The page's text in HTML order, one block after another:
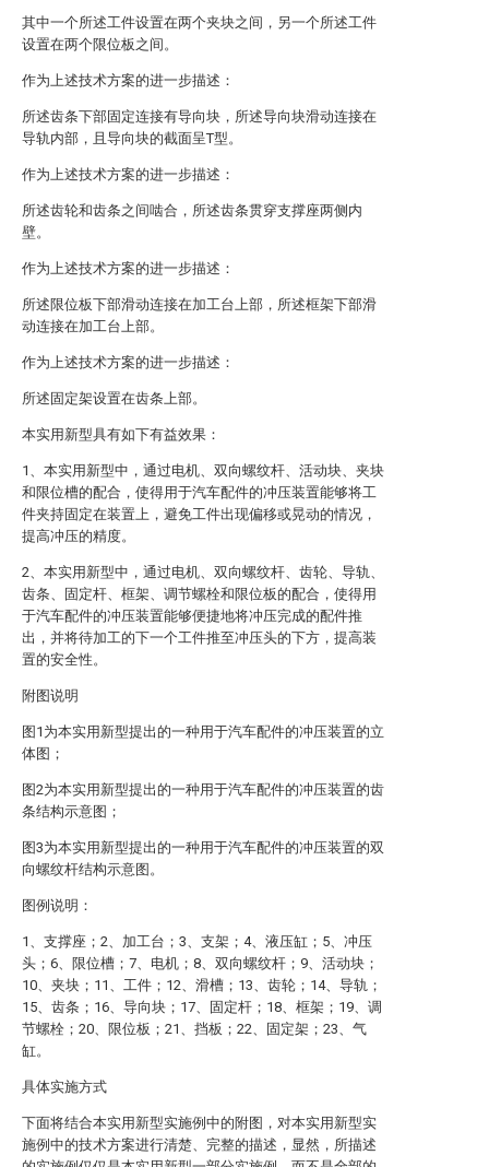
其中一个所述工件设置在两个夹块之间，另一个所述工件
设置在两个限位板之间。
作为上述技术方案的进一步描述：
所述齿条下部固定连接有导向块，所述导向块滑动连接在
导轨内部，且导向块的截面呈T型。
作为上述技术方案的进一步描述：
所述齿轮和齿条之间啮合，所述齿条贯穿支撑座两侧内
壁。
作为上述技术方案的进一步描述：
所述限位板下部滑动连接在加工台上部，所述框架下部滑
动连接在加工台上部。
作为上述技术方案的进一步描述：
所述固定架设置在齿条上部。
本实用新型具有如下有益效果：
1、本实用新型中，通过电机、双向螺纹杆、活动块、夹块
和限位槽的配合，使得用于汽车配件的冲压装置能够将工
件夹持固定在装置上，避免工件出现偏移或晃动的情况，
提高冲压的精度。
2、本实用新型中，通过电机、双向螺纹杆、齿轮、导轨、
齿条、固定杆、框架、调节螺栓和限位板的配合，使得用
于汽车配件的冲压装置能够便捷地将冲压完成的配件推
出，并将待加工的下一个工件推至冲压头的下方，提高装
置的安全性。
附图说明
图1为本实用新型提出的一种用于汽车配件的冲压装置的立
体图；
图2为本实用新型提出的一种用于汽车配件的冲压装置的齿
条结构示意图；
图3为本实用新型提出的一种用于汽车配件的冲压装置的双
向螺纹杆结构示意图。
图例说明：
1、支撑座；2、加工台；3、支架；4、液压缸；5、冲压
头；6、限位槽；7、电机；8、双向螺纹杆；9、活动块；
10、夹块；11、工件；12、滑槽；13、齿轮；14、导轨；
15、齿条；16、导向块；17、固定杆；18、框架；19、调
节螺栓；20、限位板；21、挡板；22、固定架；23、气
缸。
具体实施方式
下面将结合本实用新型实施例中的附图，对本实用新型实
施例中的技术方案进行清楚、完整的描述，显然，所描述